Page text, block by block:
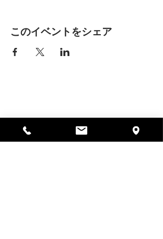
このイベントをシェア
ナー、MA 01440
978-364-0920